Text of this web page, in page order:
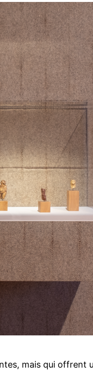
mais qui offrent